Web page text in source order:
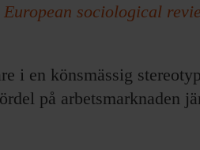
European sociological
i en könsmässig
på arbetsmarknaden